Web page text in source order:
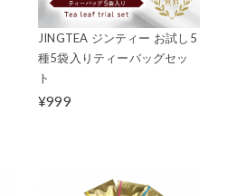
JINGTEA ジンティー お試し5
種5袋入りティーバッグセッ
ト
¥999